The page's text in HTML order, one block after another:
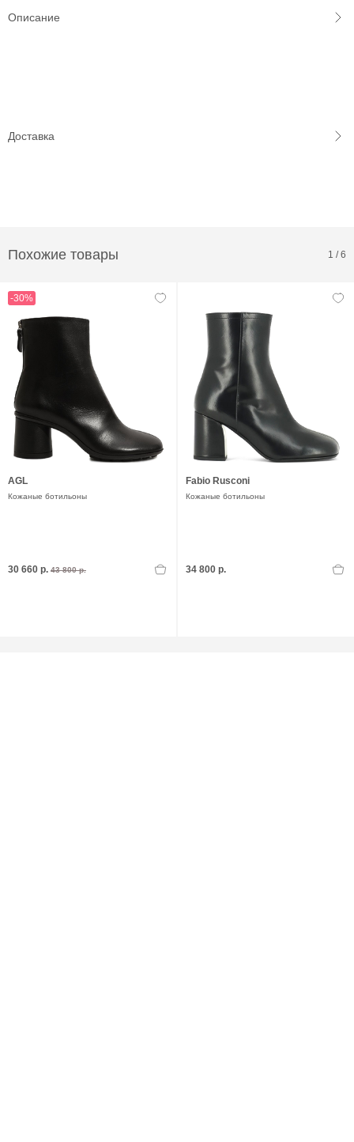
Описание
Доставка
Похожие товары 1 /6
-30%
AGL
Кожаные ботильоны
30 660 р. 43 800 р.
Fabio Rusconi
Кожаные ботильоны
34 800 р.